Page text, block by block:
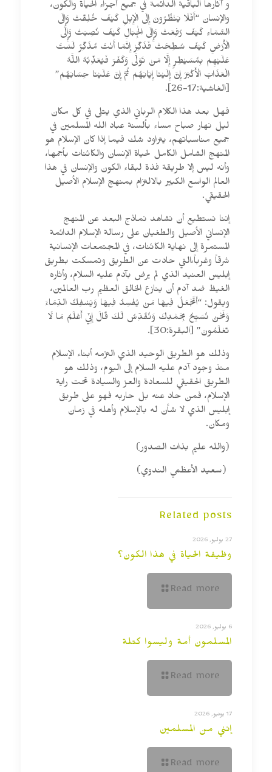
و آثارها الباقية الدائمة في جميع أجزاء الحياة والكون،
والإنسان “أَفَلَا يَنْظُرُونَ إِلَى الْإِبِلِ كَيْفَ خُلِقَتْ وَإِلَى
السَّمَاءِ كَيْفَ رُفِعَتْ وَإِلَى الْجِبَالِ كَيْفَ نُصِبَتْ وَإِلَى
الْأَرْضِ كَيْفَ سُطِحَتْ فَذَكِّرْ إِنَّمَا أَنْتَ مُذَكِّرٌ لَسْتَ
عَلَيْهِمْ بِمُسَيْطِرٍ إِلَّا مَنْ تَوَلَّى وَكَفَرَ فَيُعَذِّبُهُ اللَّهُ
الْعَذَابَ الْأَكْبَرَ إِنَّ إِلَيْنَا إِيَابَهُمْ ثُمَّ إِنَّ عَلَيْنَا حِسَابَهُمْ”
[الغاشية:17-26].
فهل بعد هذا الكلام الرباني الذي يتلى في كل مكان
ليل نهار صباح مساء بألسنة عباد الله المسلمين في
جميع مناسباتهم، يتراود شك فيما إذا كان الإسلام هو
المنهج الشامل الكامل لحياة الإنسان والكائنات بأجمها،
وأنه ليس إلا طريقة فذة لبقاء الكون والإنسان في هذا
العالم الواسع الكبير بالالتزام بمنهج الإسلام الأصيل
الحقيقي.
إننا نستطيع أن نشاهد نماذج البعد عن المنهج
الإنساني الأصيل والطغيان على رسالة الإسلام الدائمة
المستمرة إلى نهاية الكائنات، في المجتمعات الإنسانية
شرقاً وغرباً،التي حادت عن الطريق وتمسكت بطريق
إبليس العنيد الذي لم يرض بآدم عليه السلام، وأثاره
الغيظ ضد آدم أن ينازع الخالق العظيم رب العالمين،
ويقول: “أَتَجْعَلُ فِيهَا مَنْ يُفْسِدُ فِيهَا وَيَسْفِكُ الدِّمَاءَ
وَنَحْنُ نُسَبِّحُ بِحَمْدِكَ وَنُقَدِّسُ لَكَ قَالَ إِنِّي أَعْلَمُ مَا لَا
تَعْلَمُونَ” [البقرة:30].
وذلك هو الطريق الوحيد الذي التزمه أبناء الإسلام
منذ وجود آدم عليه السلام إلى اليوم، وذلك هو
الطريق الحقيقي للسعادة والعز والسيادة تحت راية
الإسلام، فمن حاد عنه بل حاربه فهو على طريق
إبليس الذي لا شأن له بالإسلام وأهله في زمان
ومكان.
(والله عليم بذات الصدور)
(سعيد الأعظمي الندوي)
Related posts
27 يوليو, 2026
وظيفة الحياة في هذا الكون؟
Read more
6 يوليو, 2026
المسلمون أمة وليسوا كتلة
Read more
17 يونيو, 2026
إنني من المسلمين
Read more